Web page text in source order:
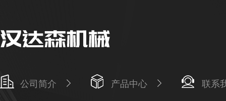
公司简介 产品中心 联系